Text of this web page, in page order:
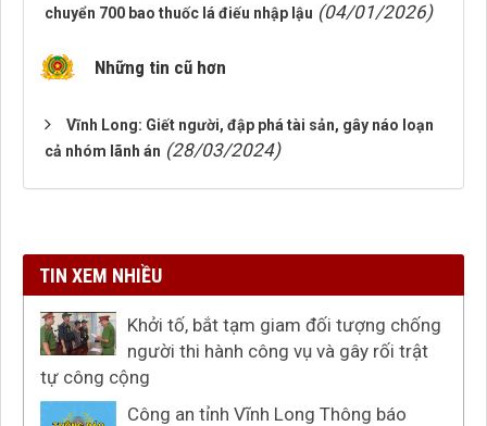
chuyển 700 bao thuốc lá điếu nhập lậu (04/01/2026)
Những tin cũ hơn
Vĩnh Long: Giết người, đập phá tài sản, gây náo loạn
cả nhóm lãnh án (28/03/2024)
TIN XEM NHIỀU
Khởi tố, bắt tạm giam đối tượng chống
người thi hành công vụ và gây rối trật
tự công cộng
Công an tỉnh Vĩnh Long Thông báo